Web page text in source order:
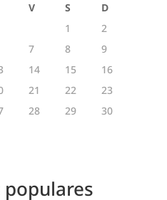
V S
D
1
2
7 8
9
14 15
16
21 22
23
28 29
30
populares